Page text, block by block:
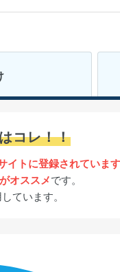
コレ！！
イトに登録されています
オススメです。
ています。